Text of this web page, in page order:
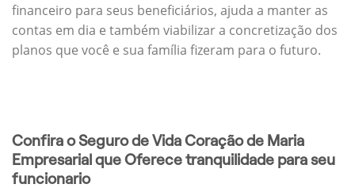
financeiro para seus beneficiários, ajuda a manter as
contas em dia e também viabilizar a concretização dos
planos que você e sua família fizeram para o futuro.
Confira o Seguro de Vida Coração de Maria
Empresarial que Oferece tranquilidade para seu
funcionario